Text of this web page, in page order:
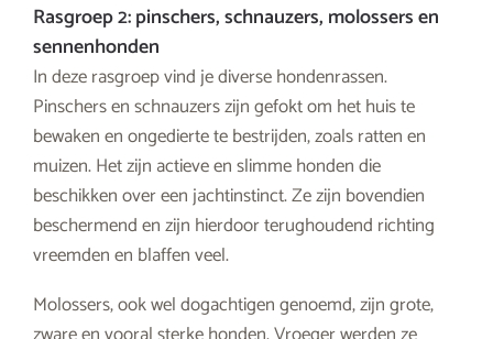
Rasgroep 2: pinschers, schnauzers, molossers en
sennenhonden
In deze rasgroep vind je diverse hondenrassen.
Pinschers en schnauzers zijn gefokt om het huis te
bewaken en ongedierte te bestrijden, zoals ratten en
muizen. Het zijn actieve en slimme honden die
beschikken over een jachtinstinct. Ze zijn bovendien
beschermend en zijn hierdoor terughoudend richting
vreemden en blaffen veel.
Molossers, ook wel dogachtigen genoemd, zijn grote,